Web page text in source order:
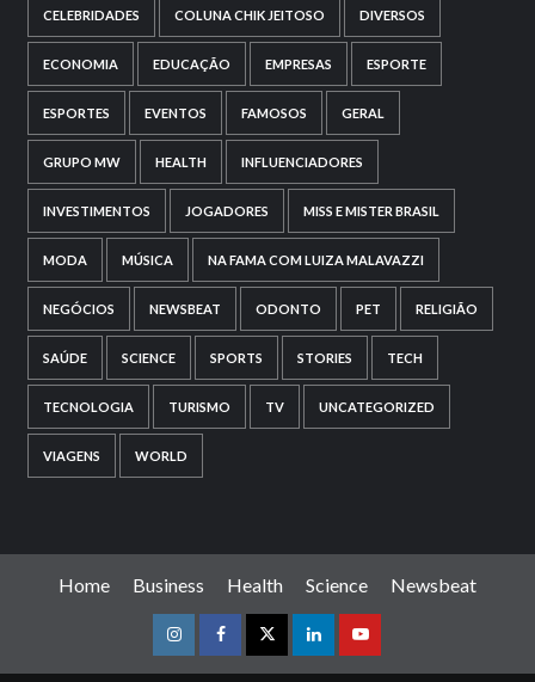
CELEBRIDADES COLUNA CHIK JEITOSO DIVERSOS
ECONOMIA EDUCAÇÃO EMPRESAS ESPORTE
ESPORTES EVENTOS FAMOSOS GERAL
GRUPO MW HEALTH INFLUENCIADORES
INVESTIMENTOS JOGADORES MISS E MISTER BRASIL
MODA MÚSICA NA FAMA COM LUIZA MALAVAZZI
NEGÓCIOS NEWSBEAT ODONTO PET RELIGIÃO
SAÚDE SCIENCE SPORTS STORIES TECH
TECNOLOGIA TURISMO TV UNCATEGORIZED
VIAGENS WORLD
Home Business Health Science Newsbeat
InstagramFacebookTwitterLinkedinYoutube